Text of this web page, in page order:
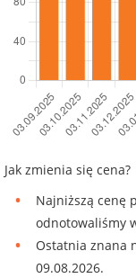
Jak zmienia się cena?
Najniższą cenę
odnotowaliśmy
Ostatnia znana
09.08.2026.